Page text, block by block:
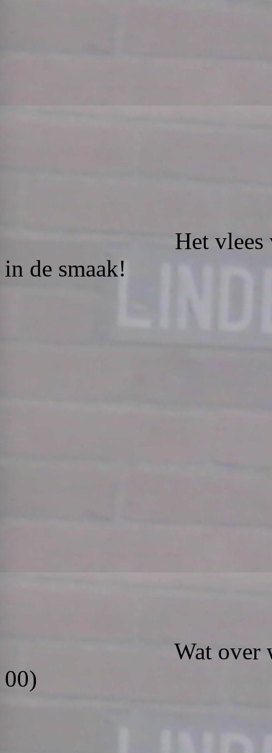
Het vlees viel
in de smaak!
Wat over was
00)